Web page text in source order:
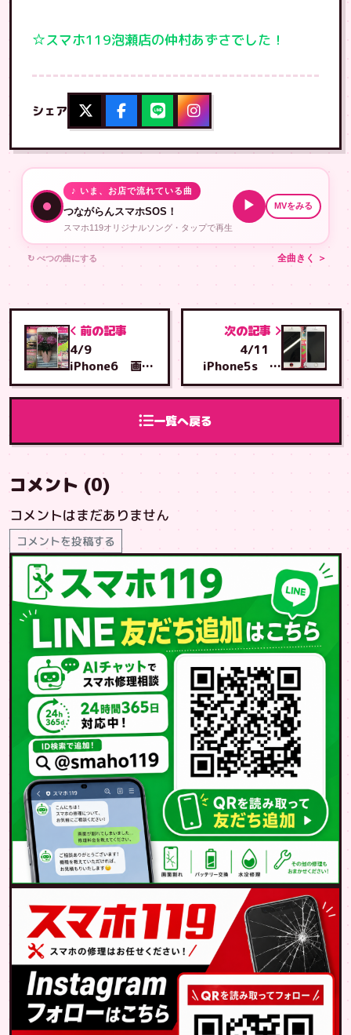
☆スマホ119泡瀬店の仲村あずさでした！
シェア
♪ いま、お店で流れている曲
つながらんスマホSOS！
スマホ119オリジナルソング・タップで再生
▶ MVをみる
↻ べつの曲にする 全曲きく ＞
前の記事
4/9
iPhone6 画面
交換 沖縄市か
ら泡瀬店へご来
一覧へ戻る
次の記事
4/11
iPhone5s 画
面交換 北谷店
へご来店
コメント (0)
コメントはまだありません
コメントを投稿する